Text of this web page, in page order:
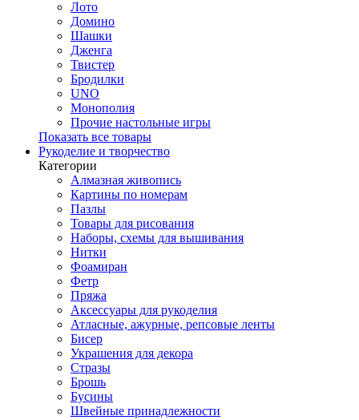
Лото
Домино
Шашки
Дженга
Твистер
Бродилки
UNO
Монополия
Прочие настольные игры
Показать все товары
Рукоделие и творчество
Категории
Алмазная живопись
Картины по номерам
Пазлы
Товары для рисования
Наборы, схемы для вышивания
Нитки
Фоамиран
Фетр
Пряжа
Аксессуары для рукоделия
Атласные, ажурные, репсовые ленты
Бисер
Украшения для декора
Стразы
Брошь
Бусины
Швейные принадлежности